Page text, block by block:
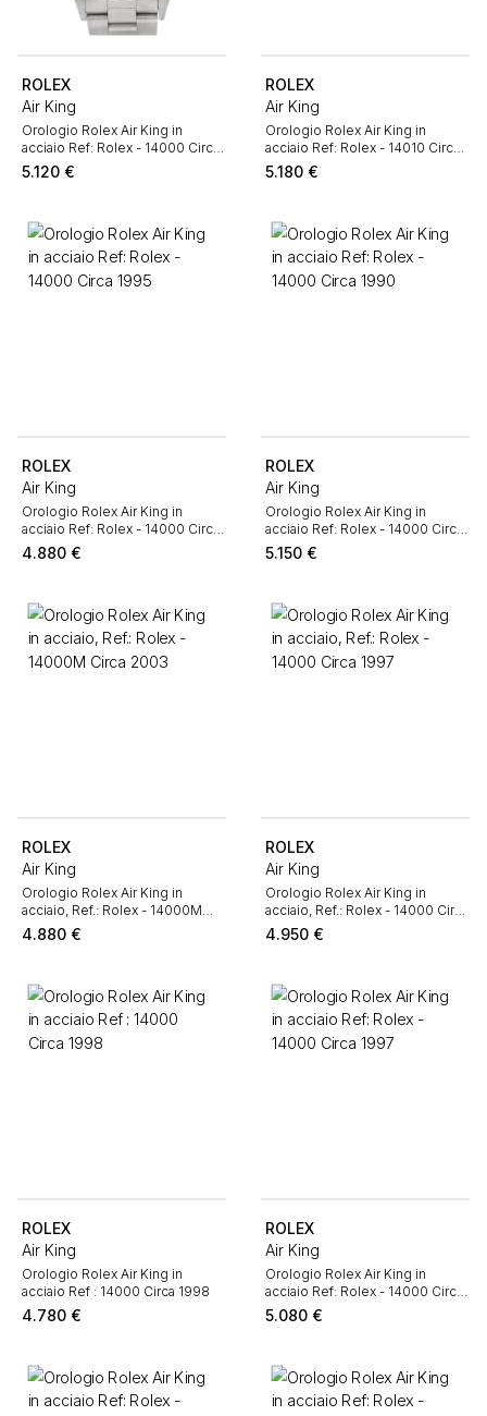
ROLEX
Air King
Orologio Rolex Air King in
acciaio Ref: Rolex - 14000 Circa
2000
5.120 €
ROLEX
Air King
Orologio Rolex Air King in
acciaio Ref: Rolex - 14010 Circa
1997
5.180 €
ROLEX
Air King
Orologio Rolex Air King in
acciaio Ref: Rolex - 14000 Circa
1995
4.880 €
ROLEX
Air King
Orologio Rolex Air King in
acciaio Ref: Rolex - 14000 Circa
1990
5.150 €
ROLEX
Air King
Orologio Rolex Air King in
acciaio, Ref.: Rolex - 14000M
Circa 2003
4.880 €
ROLEX
Air King
Orologio Rolex Air King in
acciaio, Ref.: Rolex - 14000 Circa
1997
4.950 €
ROLEX
Air King
Orologio Rolex Air King in
acciaio Ref : 14000 Circa 1998
4.780 €
ROLEX
Air King
Orologio Rolex Air King in
acciaio Ref: Rolex - 14000 Circa
1997
5.080 €